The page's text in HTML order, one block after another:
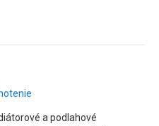
a podlahové